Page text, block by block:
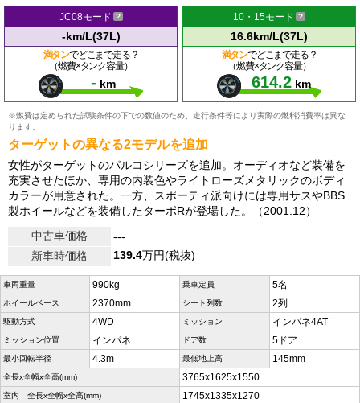
JC08モード
-km/L(37L)
満タンでどこまで走る？
（燃費×タンク容量）
- km
10・15モード
16.6km/L(37L)
満タンでどこまで走る？
（燃費×タンク容量）
614.2 km
※燃費は定められた試験条件の下での数値のため、走行条件等により実際の燃料消費率は異な
ります。
ターゲットの異なる2モデルを追加
女性がターゲットのパルコシリーズを追加。オーディオなど装備を
充実させたほか、専用の内装色やライトローズメタリックのボディ
カラーが用意された。一方、スポーティ派向けには専用サスやBBS
製ホイールなどを装備したターボRが登場した。（2001.12）
中古車価格
---
新車時価格
139.4万円(税抜)
車両重量 990kg 乗車定員 5名
ホイールベース 2370mm シート列数 2列
駆動方式 4WD ミッション インパネ4AT
ミッション位置 インパネ ドア数 5ドア
最小回転半径 4.3m 最低地上高 145mm
全長x全幅x全高(mm) 3765x1625x1550
室内 全長x全幅x全高(mm) 1745x1335x1270